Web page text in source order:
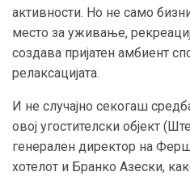
активности. Но не само
место за уживање,
создава пријатен амбиент
релаксацијата.
И не случајно секогаш
овој угостителски објект
генерален директор на
хотелот и Бранко Азески,